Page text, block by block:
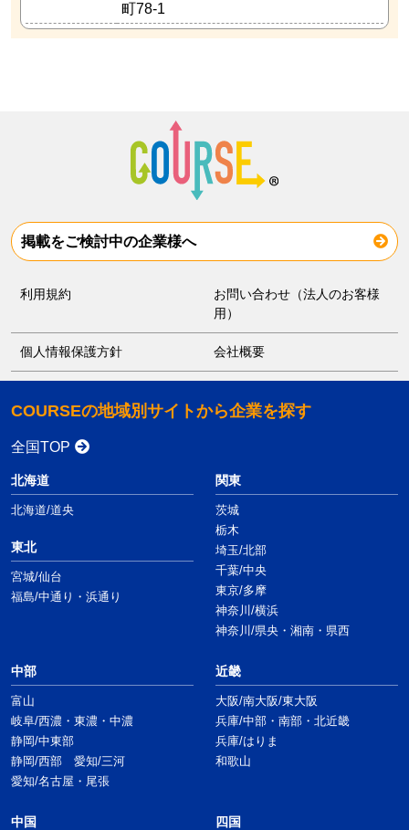
町78-1
掲載をご検討中の企業様へ
利用規約
お問い合わせ（法人のお客様
用）
個人情報保護方針 会社概要
COURSEの地域別サイトから企業を探す
全国TOP
北海道
北海道/道央
東北
宮城/仙台
福島/中通り・浜通り
関東
茨城
栃木
埼玉/北部
千葉/中央
東京/多摩
神奈川/横浜
神奈川/県央・湘南・県西
中部
富山
岐阜/西濃・東濃・中濃
静岡/中東部
静岡/西部 愛知/三河
愛知/名古屋・尾張
近畿
大阪/南大阪/東大阪
兵庫/中部・南部・北近畿
兵庫/はりま
和歌山
中国 四国